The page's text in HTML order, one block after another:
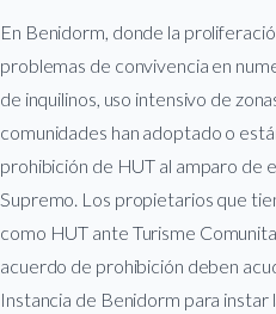
En Benidorm, donde la
problemas de convivencia en
de inquilinos, uso intensivo de
comunidades han adoptado o
prohibición de HUT al amparo de
Supremo. Los propietarios que
como HUT ante Turisme
acuerdo de prohibición deben
Instancia de Benidorm para instar